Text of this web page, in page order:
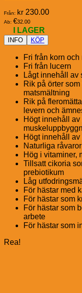
Från: kr 230.00
Ab: €32.00
I LAGER
INFO KÖP
Fri från korn och
Fri från lucern
Lågt innehåll av
Rik på örter
matsmältning
Rik på
levern och
Högt innehåll
Högt innehåll
Naturliga råvaror
Hög i vitaminer,
Tillsatt cikoria
prebiotikum
Låg
För hästar med
För hästar som
För hästar som
arbete
För hästar som
Rea!